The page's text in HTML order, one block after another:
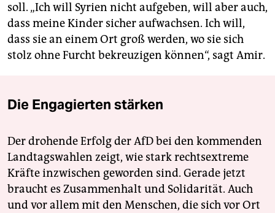
soll. „Ich will Syrien nicht aufgeben, will aber auch,
dass meine Kinder sicher aufwachsen. Ich will,
dass sie an einem Ort groß werden, wo sie sich
stolz ohne Furcht bekreuzigen können“, sagt Amir.
Die Engagierten stärken
Der drohende Erfolg der AfD bei den kommenden
Landtagswahlen zeigt, wie stark rechtsextreme
Kräfte inzwischen geworden sind. Gerade jetzt
braucht es Zusammenhalt und Solidarität. Auch
und vor allem mit den Menschen, die sich vor Ort